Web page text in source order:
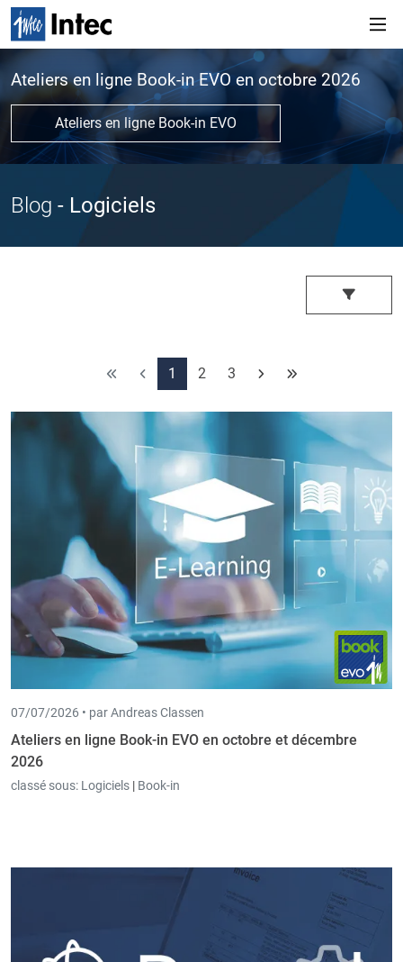
Ateliers en ligne Book-in EVO en octobre 2026
Ateliers en ligne Book-in EVO
Blog - Logiciels
1 2 3
07/07/2026 • par Andreas Classen
Ateliers en ligne Book-in EVO en octobre et décembre
2026
classé sous: Logiciels | Book-in